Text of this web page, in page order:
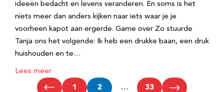
ideeën bedacht en levens veranderen. En soms is het
niets meer dan anders kijken naar iets waar je je
voorheen kapot aan ergerde. Game over Zo stuurde
Tanja ons het volgende: Ik heb een drukke baan, een druk
huishouden en te…
Lees meer
1 2 … 33